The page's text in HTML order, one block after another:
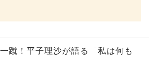
蹴！平子理沙が語る「私は何も